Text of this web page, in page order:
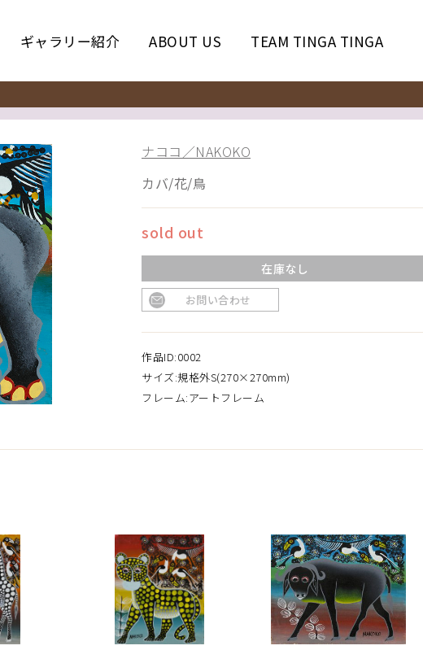
ギャラリー紹介 ABOUT US TEAM TINGA TINGA
ナココ／NAKOKO
カバ/花/鳥
sold out
在庫なし
お問い合わせ
作品ID:0002
サイズ:規格外S(270×270mm)
フレーム:アートフレーム